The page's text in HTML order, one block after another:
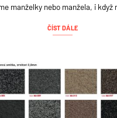
manželky nebo manžela, i
ČÍST DÁLE